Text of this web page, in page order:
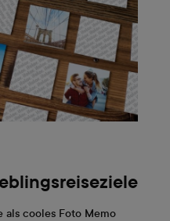
als cooles Foto Memo